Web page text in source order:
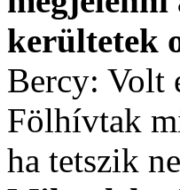
kerültetek
Bercy: Volt
Fölhívtak
ha tetszik